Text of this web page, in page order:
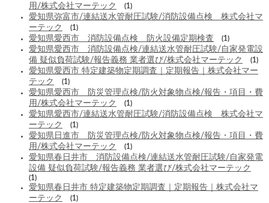
用/株式会社マーテック
(1)
愛知県弥富市/連結送水管耐圧試験/消防設備点検 株式会社マ
ーテック
(1)
愛知県愛西市 消防設備点検 防火設備定期検査 (1)
愛知県愛西市 消防設備点検/連結送水管耐圧試験/自家発電設
備 疑似負荷試験/報告義務 業者選び/株式会社マーテック
(1)
愛知県愛西市 特定建築物定期調査｜定期報告｜株式会社マー
テック
(1)
愛知県愛西市 防災管理点検/防火対象物点検/報告・項目・費
用/株式会社マーテック
(1)
愛知県愛西市/連結送水管耐圧試験/消防設備点検 株式会社マ
ーテック
(1)
愛知県日進市 防災管理点検/防火対象物点検/報告・項目・費
用/株式会社マーテック
(1)
愛知県春日井市 消防設備点検/連結送水管耐圧試験/自家発電
設備 疑似負荷試験/報告義務 業者選び/株式会社マーテック
(1)
愛知県春日井市 特定建築物定期調査｜定期報告｜株式会社マ
ーテック
(1)